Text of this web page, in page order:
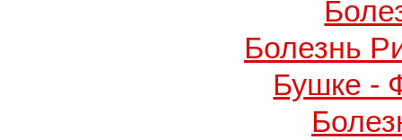
Болезнь
Бушке -